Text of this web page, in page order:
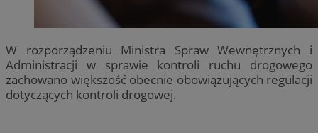
W rozporządzeniu Ministra Spraw Wewnętrznych i
Administracji w sprawie kontroli ruchu drogowego
zachowano większość obecnie obowiązujących regulacji
dotyczących kontroli drogowej.